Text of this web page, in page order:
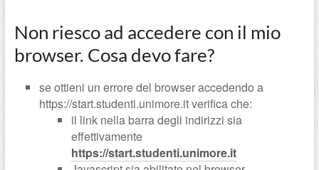
Non riesco ad accedere con il mio
browser. Cosa devo fare?
se ottieni un errore del browser accedendo a
https://start.studenti.unimore.it verifica che:
il link nella barra degli indirizzi sia
effettivamente
https://start.studenti.unimore.it